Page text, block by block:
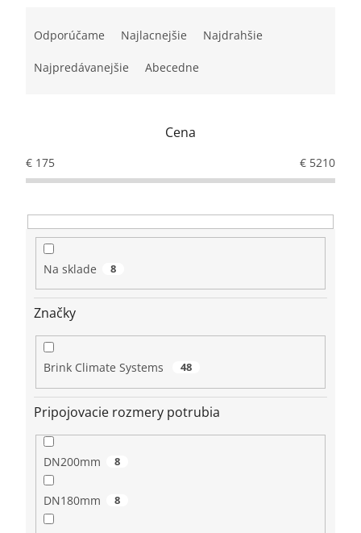
r
o
u
k
Odporúčame Najlacnejšie Najdrahšie
Najpredávanejšie Abecedne
Cena
€ 175 € 5210
Na sklade 8
Značky
Brink Climate Systems 48
Pripojovacie rozmery potrubia
DN200mm 8
DN180mm 8